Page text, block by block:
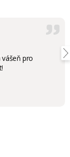
vášeň pro